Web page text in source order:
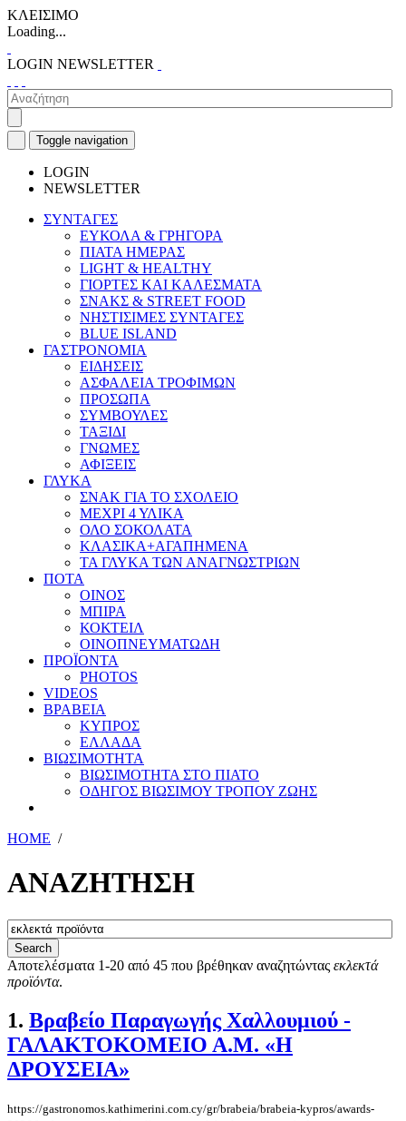
ΚΛΕΙΣΙΜΟ
Loading...
LOGIN NEWSLETTER
Toggle navigation
LOGIN
NEWSLETTER
ΣΥΝΤΑΓΕΣ
ΕΥΚΟΛΑ & ΓΡΗΓΟΡΑ
ΠΙΑΤΑ ΗΜΕΡΑΣ
LIGHT & HEALTHY
ΓΙΟΡΤΕΣ ΚΑΙ ΚΑΛΕΣΜΑΤΑ
ΣΝΑΚΣ & STREET FOOD
ΝΗΣΤΙΣΙΜΕΣ ΣΥΝΤΑΓΕΣ
BLUE ISLAND
ΓΑΣΤΡΟΝΟΜΙΑ
ΕΙΔΗΣΕΙΣ
ΑΣΦΑΛΕΙΑ ΤΡΟΦΙΜΩΝ
ΠΡΟΣΩΠΑ
ΣΥΜΒΟΥΛΕΣ
ΤΑΞΙΔΙ
ΓΝΩΜΕΣ
ΑΦΙΞΕΙΣ
ΓΛΥΚΑ
ΣΝΑΚ ΓΙΑ ΤΟ ΣΧΟΛΕΙΟ
ΜΕΧΡΙ 4 ΥΛΙΚΑ
ΟΛΟ ΣΟΚΟΛΑΤΑ
ΚΛΑΣΙΚΑ+ΑΓΑΠΗΜΕΝΑ
ΤΑ ΓΛΥΚΑ ΤΩΝ ΑΝΑΓΝΩΣΤΡΙΩΝ
ΠΟΤΑ
ΟΙΝΟΣ
ΜΠΙΡΑ
ΚΟΚΤΕΙΛ
ΟΙΝΟΠΝΕΥΜΑΤΩΔΗ
ΠΡΟΪΟΝΤΑ
PHOTOS
VIDEOS
ΒΡΑΒΕΙΑ
ΚΥΠΡΟΣ
ΕΛΛΑΔΑ
ΒΙΩΣΙΜΟΤΗΤΑ
ΒΙΩΣΙΜΟΤΗΤΑ ΣΤΟ ΠΙΑΤΟ
ΟΔΗΓΟΣ ΒΙΩΣΙΜΟΥ ΤΡΟΠΟΥ ΖΩΗΣ
HOME /
ΑΝΑΖΗΤΗΣΗ
Αποτελέσματα 1-20 από 45 που βρέθηκαν αναζητώντας εκλεκτά
προϊόντα.
1. Βραβείο Παραγωγής Χαλλουμιού -
ΓΑΛΑΚΤΟΚΟΜΕΙΟ Α.Μ. «Η
ΔΡΟΥΣΕΙΑ»
https://gastronomos.kathimerini.com.cy/gr/brabeia/brabeia-kypros/awards-